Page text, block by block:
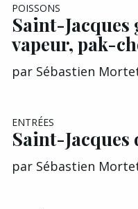
POISSONS
Saint-Jacques
vapeur, pak-
par Sébastien
ENTRÉES
Saint-Jacques
par Sébastien